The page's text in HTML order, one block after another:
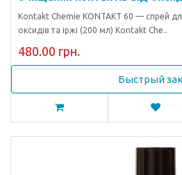
Kontakt Chemie KONTAKT 60 — спрей
оксидів та іржі (200 мл) Kontakt Che..
480.00 грн.
Быстрый